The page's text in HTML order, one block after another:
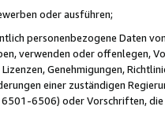
oder ausführen;
personenbezogene Daten
verwenden oder offenlegen,
Genehmigungen,
einer zuständigen
6501-6506) oder Vorschriften,